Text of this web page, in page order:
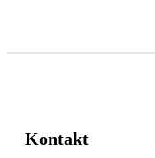
Kontakt